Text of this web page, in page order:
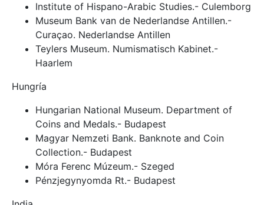
Institute of Hispano-Arabic Studies.- Culemborg
Museum Bank van de Nederlandse Antillen.-
Curaçao. Nederlandse Antillen
Teylers Museum. Numismatisch Kabinet.-
Haarlem
Hungría
Hungarian National Museum. Department of
Coins and Medals.- Budapest
Magyar Nemzeti Bank. Banknote and Coin
Collection.- Budapest
Móra Ferenc Múzeum.- Szeged
Pénzjegynyomda Rt.- Budapest